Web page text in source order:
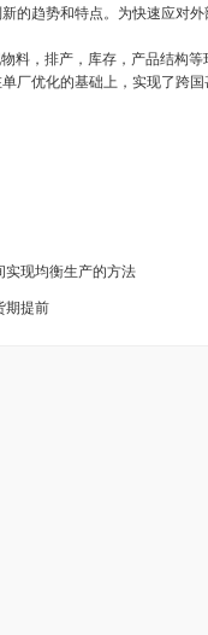
的趋势和特点。为快速应对
，排产，库存，产品结构等
厂优化的基础上，实现了跨国
实现均衡生产的方法
期提前